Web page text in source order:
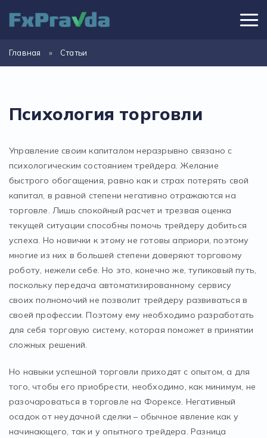
Главная » Статьи
Психология торговли
Управление своим капиталом неразрывно связано с
психологическим состоянием трейдера. Желание
быстрого обогащения, равно как и страх потерять свой
капитал, в равной степени негативно отражаются на
торговле. Лишь спокойный расчет и трезвая оценка
текущей ситуации способны помочь трейдеру добиться
успеха. Но новички к этому не готовы априори, поэтому
многие из них в большей степени доверяют торговому
роботу, нежели себе. Но это, конечно же, тупиковый путь,
поскольку передача автоматизированному сервису
своих полномочий не позволит трейдеру развиваться в
своей профессии. Поэтому ему необходимо разработать
для себя торговую систему, которая поможет в принятии
сложных решений.
Но навыки успешной торговли приходят с опытом, а для
того, чтобы его приобрести, необходимо, как минимум, не
разочароваться в торговле на Форексе. Негативный
осадок от неудачной сделки – обычное явление как у
начинающего, так и у опытного трейдера. Разница